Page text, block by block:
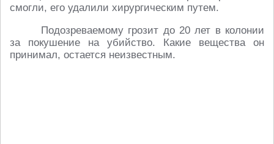
смогли, его удалили хирургическим путем.
Подозреваемому грозит до 20 лет в колонии
за покушение на убийство. Какие вещества он
принимал, остается неизвестным.